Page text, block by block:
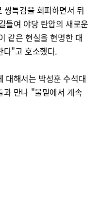
특검을 회피하면서 뒤
들여 야당 탄압의 새로운
같은 현실을 현명한 대
다"고 호소했다.
대해서는 박성훈 수석대
과 만나 "물밑에서 계속